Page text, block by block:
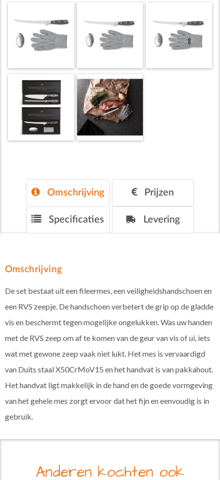
Omschrijving Prijzen
Specificaties Levering
Omschrijving
De set bestaat uit een fileermes, een veiligheidshandschoen en
een RVS zeepje. De handschoen verbetert de grip op de gladde
vis en beschermt tegen mogelijke ongelukken. Was uw handen
met de RVS zeep om af te komen van de geur van vis of ui, iets
wat met gewone zeep vaak niet lukt. Het mes is vervaardigd
van Duits staal X50CrMoV15 en het handvat is van pakkahout.
Het handvat ligt makkelijk in de hand en de goede vormgeving
van het gehele mes zorgt ervoor dat het fijn en eenvoudig is in
gebruik.
Anderen kochten ook